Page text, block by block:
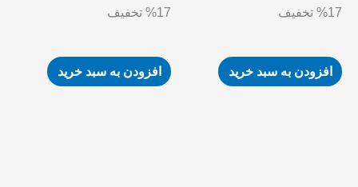
%17 تخفیف
افزودن به سبد خرید
%17 تخفیف
افزودن به سبد خرید